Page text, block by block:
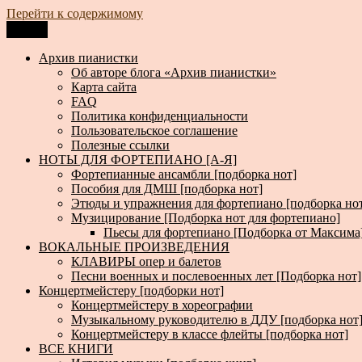
Перейти к содержимому
Архив пианистки
Всё для пианистов: ноты, книги, музыка, статьи…
Архив пианистки
Об авторе блога «Архив пианистки»
Карта сайта
FAQ
Политика конфиденциальности
Пользовательское соглашение
Полезные ссылки
НОТЫ ДЛЯ ФОРТЕПИАНО [А-Я]
Фортепианные ансамбли [подборка нот]
Пособия для ДМШ [подборка нот]
Этюды и упражнения для фортепиано [подборка
Музицирование [Подборка нот для фортепиано]
Пьесы для фортепиано [Подборка от
ВОКАЛЬНЫЕ ПРОИЗВЕДЕНИЯ
КЛАВИРЫ опер и балетов
Песни военных и послевоенных лет [Подборка нот]
Концертмейстеру [подборки нот]
Концертмейстеру в хореографии
Музыкальному руководителю в ДДУ [подборка нот]
Концертмейстеру в классе флейты [подборка нот]
ВСЕ КНИГИ